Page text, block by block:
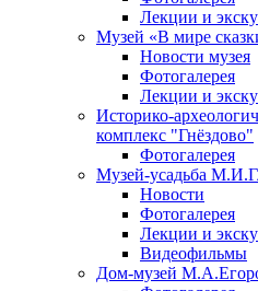
Лекции и
Музей «В мире
Новости музея
Фотогалерея
Лекции и
Историко-
комплекс "Гнёздово"
Фотогалерея
Музей-усадьба
Новости
Фотогалерея
Лекции и
Видеофильмы
Дом-музей